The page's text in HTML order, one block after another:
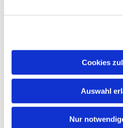
Cookies
Auswahl
Nur
Gottesdienste
Veranstaltungen &
Kindertagesstätte St.